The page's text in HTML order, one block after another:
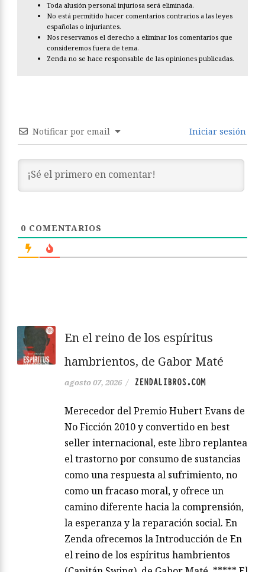
Toda alusión personal injuriosa será eliminada.
No está permitido hacer comentarios contrarios a las leyes
españolas o injuriantes.
Nos reservamos el derecho a eliminar los comentarios que
consideremos fuera de tema.
Zenda no se hace responsable de las opiniones publicadas.
Notificar por email Iniciar sesión
0 COMENTARIOS
En el reino de los espíritus
hambrientos, de Gabor Maté
agosto 07, 2026 / ZENDALIBROS.COM
Merecedor del Premio Hubert Evans de
No Ficción 2010 y convertido en best
seller internacional, este libro replantea
el trastorno por consumo de sustancias
como una respuesta al sufrimiento, no
como un fracaso moral, y ofrece un
camino diferente hacia la comprensión,
la esperanza y la reparación social. En
Zenda ofrecemos la Introducción de En
el reino de los espíritus hambrientos